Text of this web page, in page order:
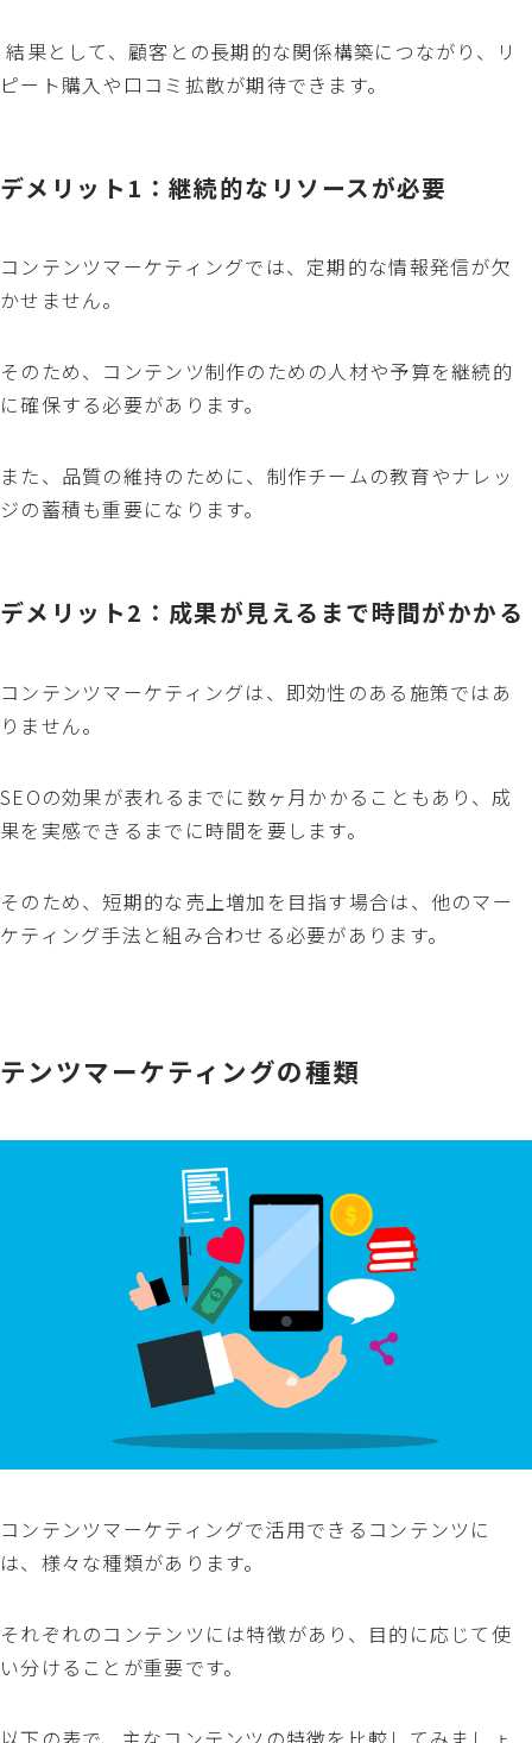
結果として、顧客との長期的な関係構築につながり、リ
ピート購入や口コミ拡散が期待できます。
デメリット1：継続的なリソースが必要
コンテンツマーケティングでは、定期的な情報発信が欠
かせません。
そのため、コンテンツ制作のための人材や予算を継続的
に確保する必要があります。
また、品質の維持のために、制作チームの教育やナレッ
ジの蓄積も重要になります。
デメリット2：成果が見えるまで時間がかかる
コンテンツマーケティングは、即効性のある施策ではあ
りません。
SEOの効果が表れるまでに数ヶ月かかることもあり、成
果を実感できるまでに時間を要します。
そのため、短期的な売上増加を目指す場合は、他のマー
ケティング手法と組み合わせる必要があります。
テンツマーケティングの種類
コンテンツマーケティングで活用できるコンテンツに
は、様々な種類があります。
それぞれのコンテンツには特徴があり、目的に応じて使
い分けることが重要です。